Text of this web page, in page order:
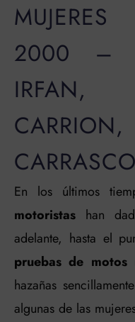
2000 –
En los últimos
motoristas han
adelante, hasta el
pruebas de motos
hazañas
algunas de las